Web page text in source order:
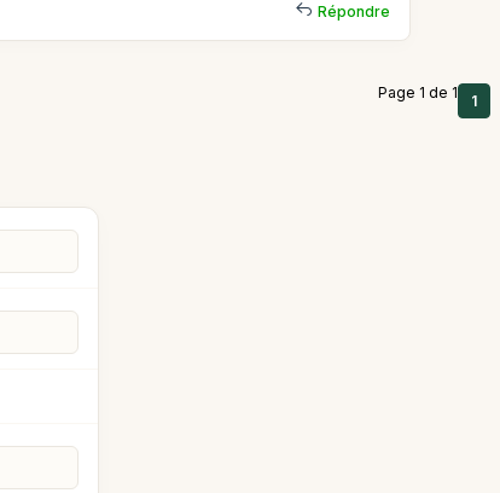
Répondre
Page 1 de 1 1